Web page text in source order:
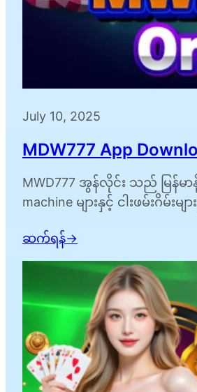
July 10, 2025
MDW777 App
MWD777 အွန်လိုင်း သည် မြန်မ
machine များနှင့် ငါးဖမ်းဂိ
ဆက်ရန်→